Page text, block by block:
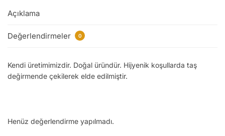
Açıklama
Değerlendirmeler 0
Kendi üretimimizdir. Doğal üründür. Hijyenik koşullarda taş
değirmende çekilerek elde edilmiştir.
Henüz değerlendirme yapılmadı.